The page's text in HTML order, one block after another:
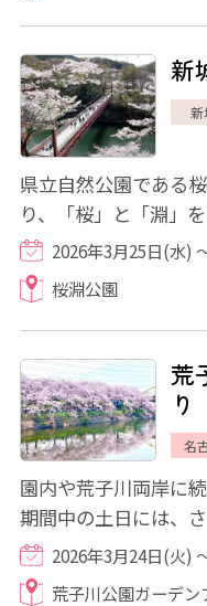
新
新
県立自然公園である
り、「桜」と「淵」
中央を豊川がゆった
2026年3月25日(水)
桜淵公園
荒
り
名
園内や荒子川両岸に
期間中の土日には、
プ、キッチンカーの
2026年3月24日(火)
荒子川公園ガーデン